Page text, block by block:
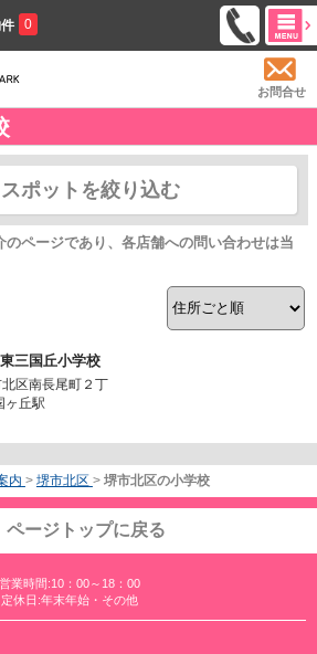
0
お問合せ
スポットを絞り込む
ページであり、各店舗への問い合わせは当
三国丘小学校
区南長尾町２丁
ヶ丘駅
内 > 堺市北区 > 堺市北区の小学校
ページトップに戻る
営業時間:10：00～18：00
定休日:年末年始・その他